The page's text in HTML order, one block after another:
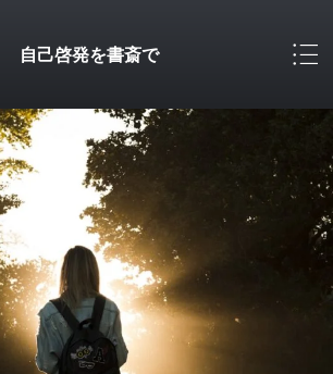
自己啓発を書斎で